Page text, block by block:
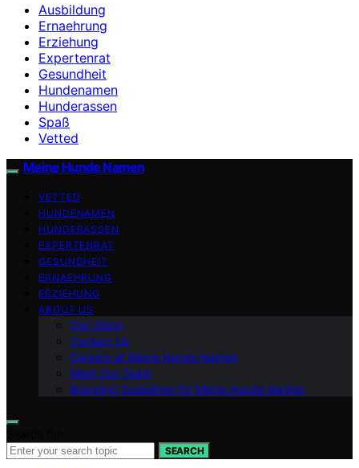
Ausbildung
Ernaehrung
Erziehung
Expertenrat
Gesundheit
Hundenamen
Hunderassen
Spaß
Vetted
Meine Hunde Namen
VETTED
HUNDENAMEN
HUNDERASSEN
EXPERTENRAT
GESUNDHEIT
ERNAEHRUNG
ERZIEHUNG
ABOUT US
Our Vision
Contact Us
Careers at Meine Hunde Namen
Meet Our Team
Branding Guidelines for Meine Hunde Namen
SEARCH